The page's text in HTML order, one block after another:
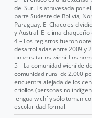
del Sur. Es atravesada por
parte Sudeste de Bolivia,
Paraguay. El Chaco es
y Austral. El clima
4 – Los registros fueron
desarrolladas entre 2009 y
universitarios wichí. Los
5 – La comunidad wichí de
comunidad rural de 2.000
encuentra alejada de los
criollos (personas no
lengua wichí y sólo toman
escolaridad formal.